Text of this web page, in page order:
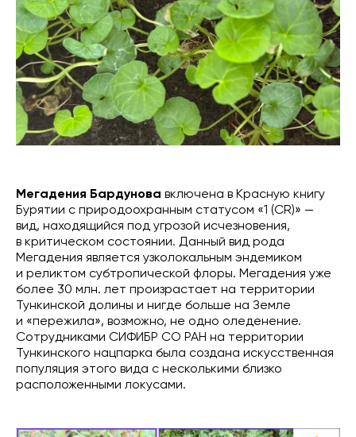
Мегадения Бардунова включена в Красную книгу
Бурятии с природоохранным статусом «1 (CR)» —
вид, находящийся под угрозой исчезновения,
в критическом состоянии. Данный вид рода
Мегадения является узколокальным эндемиком
и реликтом субтропической флоры. Мегадения уже
более 30 млн. лет произрастает на территории
Тункинской долины и нигде больше на Земле
и «пережила», возможно, не одно оледенение.
Сотрудниками СИФИБР СО РАН на территории
Тункинского нацпарка была создана искусственная
популяция этого вида с несколькими близко
расположенными локусами.